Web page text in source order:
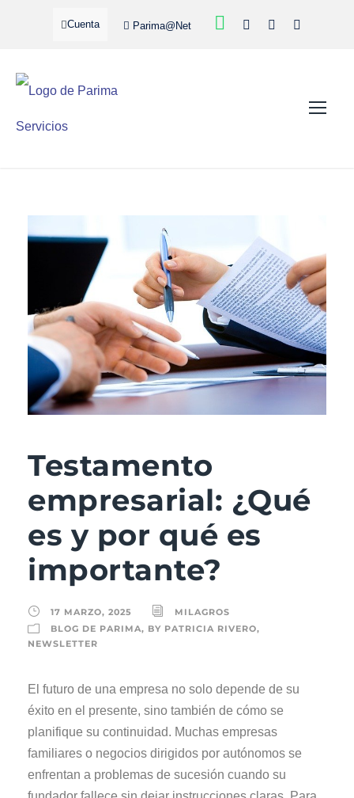
Cuenta Parima@Net
Testamento
empresarial: ¿Qué
es y por qué es
importante?
17 MARZO, 2025
MILAGROS
BLOG DE PARIMA, BY PATRICIA RIVERO,
NEWSLETTER
El futuro de una empresa no solo depende de su
éxito en el presente, sino también de cómo se
planifique su continuidad. Muchas empresas
familiares o negocios dirigidos por autónomos se
enfrentan a problemas de sucesión cuando su